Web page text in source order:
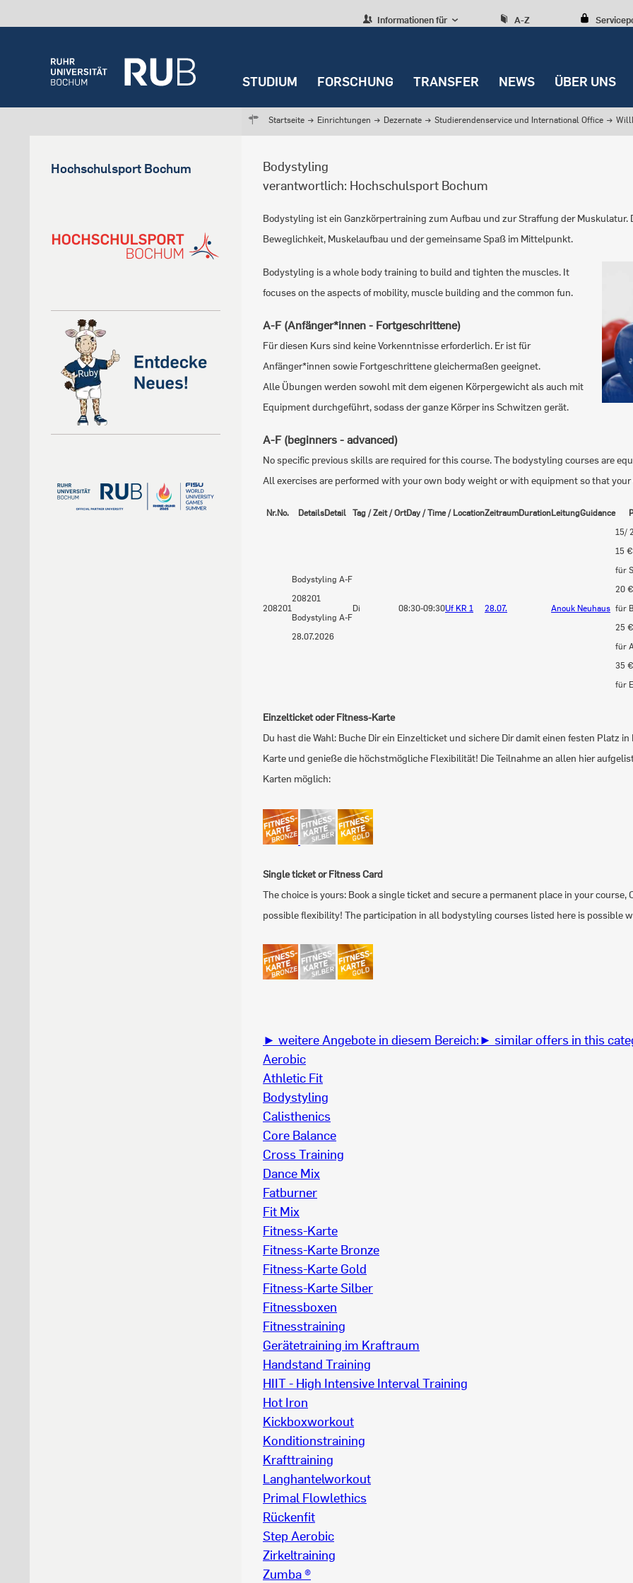
Informationen für A-Z
STUDIUM FORSCHUNG TRANSFER NEWS ÜBER UNS
Startseite → Einrichtungen → Dezernate → Studierendenservice und International Office →
Hochschulsport Bochum
Bodystyling
verantwortlich: Hochschulsport Bochum
Bodystyling ist ein Ganzkörpertraining zum Aufbau und zur Straffung der Muskulatur.
Beweglichkeit, Muskelaufbau und der gemeinsame Spaß im Mittelpunkt.
Bodystyling is a whole body training to build and tighten the muscles. It
focuses on the aspects of mobility, muscle building and the common fun.
A-F (Anfänger*innen - Fortgeschrittene)
Für diesen Kurs sind keine Vorkenntnisse erforderlich. Er ist für
Anfänger*innen sowie Fortgeschrittene gleichermaßen geeignet.
Alle Übungen werden sowohl mit dem eigenen Körpergewicht als auch mit
Equipment durchgeführt, sodass der ganze Körper ins Schwitzen gerät.
A-F (beginners - advanced)
No specific previous skills are required for this course. The bodystyling courses are
All exercises are performed with your own body weight or with equipment so that
Nr.No. DetailsDetail Tag / Zeit / OrtDay / Time / LocationZeitraumDurationLeitungGuidance
208201
Bodystyling A-F
208201
Bodystyling A-F
28.07.2026
Di 08:30-09:30Uf KR 1 28.07. Anouk Neuhaus
15/
15 €
für
20 €
für
25 €
für
35 €
für
Einzelticket oder Fitness-Karte
Du hast die Wahl: Buche Dir ein Einzelticket und sichere Dir damit einen festen Platz
Karte und genieße die höchstmögliche Flexibilität! Die Teilnahme an allen hier
Karten möglich:
Single ticket or Fitness Card
The choice is yours: Book a single ticket and secure a permanent place in your
possible flexibility! The participation in all bodystyling courses listed here is possible
► weitere Angebote in diesem Bereich:► similar offers in this
Aerobic
Athletic Fit
Bodystyling
Calisthenics
Core Balance
Cross Training
Dance Mix
Fatburner
Fit Mix
Fitness-Karte
Fitness-Karte Bronze
Fitness-Karte Gold
Fitness-Karte Silber
Fitnessboxen
Fitnesstraining
Gerätetraining im Kraftraum
Handstand Training
HIIT - High Intensive Interval Training
Hot Iron
Kickboxworkout
Konditionstraining
Krafttraining
Langhantelworkout
Primal Flowlethics
Rückenfit
Step Aerobic
Zirkeltraining
Zumba ®